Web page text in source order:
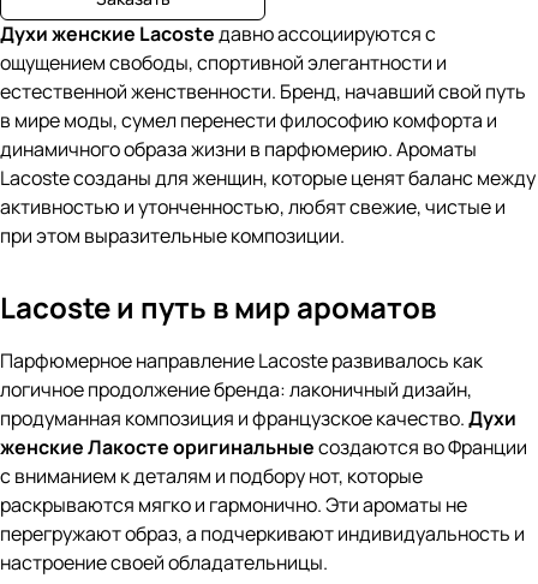
Духи женские Lacosteдавно ассоциируются с
ощущением свободы, спортивной элегантности и
естественной женственности. Бренд, начавший свой путь
в мире моды, сумел перенести философию комфорта и
динамичного образа жизни в парфюмерию. Ароматы
Lacoste созданы для женщин, которые ценят баланс между
активностью и утонченностью, любят свежие, чистые и
при этом выразительные композиции.
Lacoste и путь в мир ароматов
Парфюмерное направление Lacoste развивалось как
логичное продолжение бренда: лаконичный дизайн,
продуманная композиция и французское качество.Духи
женские Лакосте оригинальныесоздаются во Франции
с вниманием к деталям и подбору нот, которые
раскрываются мягко и гармонично. Эти ароматы не
перегружают образ, а подчеркивают индивидуальность и
настроение своей обладательницы.